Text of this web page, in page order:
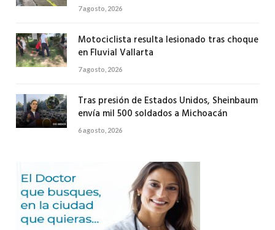
7 agosto, 2026
Motociclista resulta lesionado tras choque
en Fluvial Vallarta
7 agosto, 2026
Tras presión de Estados Unidos, Sheinbaum
envía mil 500 soldados a Michoacán
6 agosto, 2026